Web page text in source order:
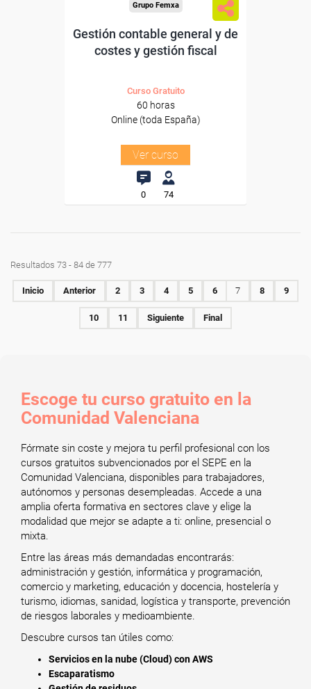
Grupo Femxa
Gestión contable general y de
costes y gestión fiscal
Curso Gratuito
60 horas
Online (toda España)
Ver curso
0 74
Resultados 73 - 84 de 777
Inicio Anterior 2 3 4 5 6 7 8 9
10 11 Siguiente Final
Escoge tu curso gratuito en la
Comunidad Valenciana
Fórmate sin coste y mejora tu perfil profesional con los
cursos gratuitos subvencionados por el SEPE en la
Comunidad Valenciana, disponibles para trabajadores,
autónomos y personas desempleadas. Accede a una
amplia oferta formativa en sectores clave y elige la
modalidad que mejor se adapte a ti: online, presencial o
mixta.
Entre las áreas más demandadas encontrarás:
administración y gestión, informática y programación,
comercio y marketing, educación y docencia, hostelería y
turismo, idiomas, sanidad, logística y transporte, prevención
de riesgos laborales y medioambiente.
Descubre cursos tan útiles como:
Servicios en la nube (Cloud) con AWS
Escaparatismo